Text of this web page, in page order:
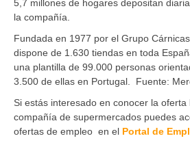
5,7 millones de hogares depositan
la compañía.
Fundada en 1977 por el Grupo
dispone de 1.630 tiendas en toda
una plantilla de 99.000 personas
3.500 de ellas en Portugal. Fuente:
Si estás interesado en conocer la oferta
compañía de supermercados puedes
ofertas de empleo en el Portal de